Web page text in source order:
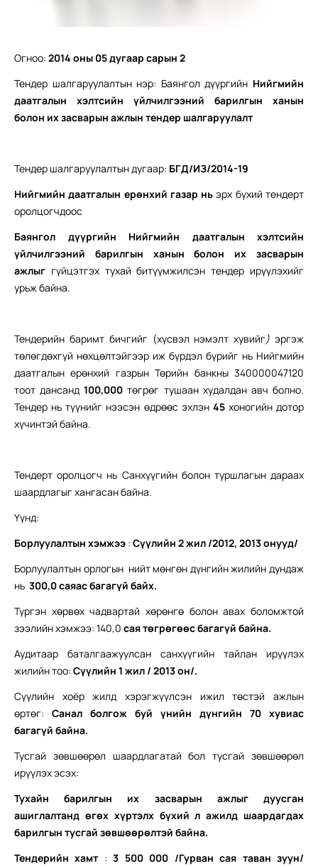
Огноо: 2014 оны 05дугаар сарын 2
Тендер шалгаруулалтын нэр: Баянгол дүүргийн Нийгмийн
даатгалын хэлтсийн үйлчилгээний барилгын ханын
болон их засварын ажлын тендер шалгаруулалт
Тендер шалгаруулалтын дугаар: БГД/ИЗ/2014-19
Нийгмийн даатгалын ерөнхий газар нь эрх бүхий тендерт
оролцогчдоос
Баянгол дүүргийн Нийгмийн даатгалын хэлтсийн
үйлчилгээний барилгын ханын болон их засварын
ажлыг гүйцэтгэх тухай битүүмжилсэн тендер ирүүлэхийг
урьж байна.
Тендерийн баримт бичгийг (хүсвэл нэмэлт хувийг)эргэж
төлөгдөхгүй нөхцөлтэйгээр иж бүрдэл бүрийг нь Нийгмийн
даатгалын ерөнхий газрын Төрийн банкны 340000047120
тоот дансанд100,000 төгрөг тушаан худалдан авч болно.
Тендер нь түүнийг нээсэн өдрөөс эхлэн 45 хоногийн дотор
хүчинтэй байна.
Тендерт оролцогч нь Санхүүгийн болон туршлагын дараах
шаардлагыг хангасан байна.
Үүнд:
Борлуулалтын хэмжээ : Сүүлийн 2 жил /2012, 2013 онууд/
Борлуулалтын орлогын нийт мөнгөн дүнгийн жилийн дундаж
нь 300,0 саяас багагүй байх.
Түргэн хөрвөх чадвартай хөрөнгө болон авах боломжтой
зээлийн хэмжээ: 140,0 сая төгрөгөөс багагүй байна.
Аудитаар баталгаажуулсан санхүүгийн тайлан ирүүлэх
жилийн тоо: Сүүлийн 1 жил / 2013 он/.
Сүүлийн хоёр жилд хэрэгжүүлсэн ижил төстэй ажлын
өртөг: Санал болгож буй үнийн дүнгийн 70 хувиас
багагүй байна.
Тусгай зөвшөөрөл шаардлагатай бол тусгай зөвшөөрөл
ирүүлэх эсэх:
Тухайн барилгын их засварын ажлыг дуусган
ашиглалтанд өгөх хүртэлх бүхий л ажилд шаардагдах
барилгын тусгай зөвшөөрөлтэй байна.
Тендерийн хамт :3 500 000 /Гурван сая таван зуун/